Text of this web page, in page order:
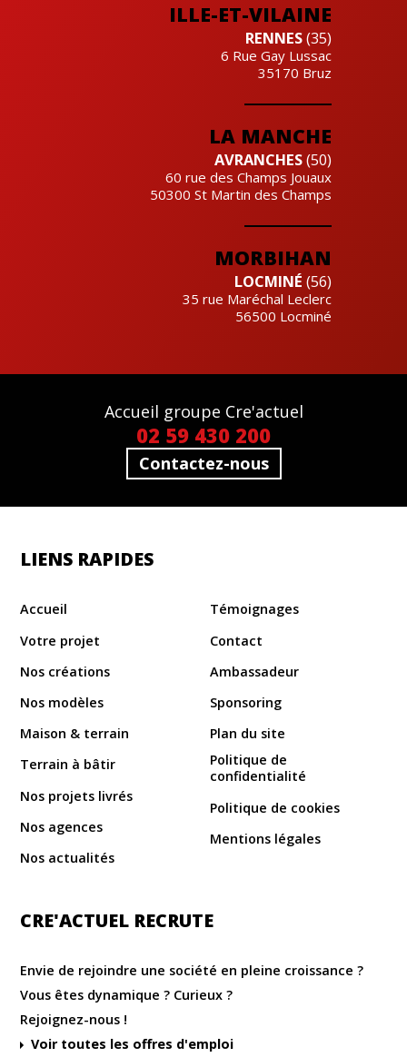
ILLE-ET-VILAINE
RENNES(35)
6 Rue Gay Lussac
35170 Bruz
LA MANCHE
AVRANCHES(50)
60 rue des Champs Jouaux
50300 St Martin des Champs
MORBIHAN
LOCMINÉ (56)
35 rue Maréchal Leclerc
56500 Locminé
Accueil groupe Cre'actuel
02 59 430 200
Contactez-nous
LIENS RAPIDES
Accueil
Votre projet
Nos créations
Nos modèles
Maison & terrain
Terrain à bâtir
Nos projets livrés
Nos agences
Nos actualités
Témoignages
Contact
Ambassadeur
Sponsoring
Plan du site
Politique de
confidentialité
Politique de cookies
Mentions légales
CRE'ACTUEL RECRUTE
Envie de rejoindre une société en pleine croissance ?
Vous êtes dynamique ? Curieux ?
Rejoignez-nous !
Voir toutes les offres d'emploi